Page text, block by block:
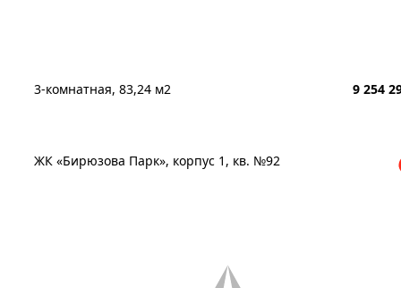
3-комнатная, 83,24 м2 9 254
ЖК «Бирюзова Парк», корпус 1, кв. №92